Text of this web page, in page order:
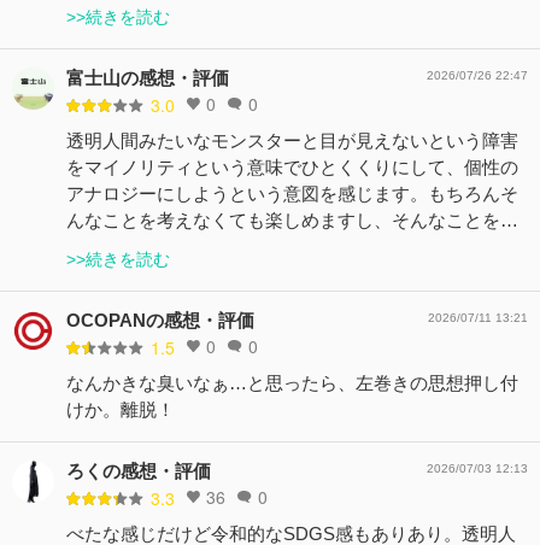
>>続きを読む
富士山の感想・評価
3.0 0 0
2026/07/26 22:47
透明人間みたいなモンスターと目が見えないという障害
をマイノリティという意味でひとくくりにして、個性の
アナロジーにしようという意図を感じます。もちろんそ
んなことを考えなくても楽しめますし、そんなことを…
>>続きを読む
OCOPANの感想・評価
1.5 0 0
2026/07/11 13:21
なんかきな臭いなぁ…と思ったら、左巻きの思想押し付
けか。離脱！
ろくの感想・評価
3.3 36 0
2026/07/03 12:13
べたな感じだけど令和的なSDGS感もありあり。透明人